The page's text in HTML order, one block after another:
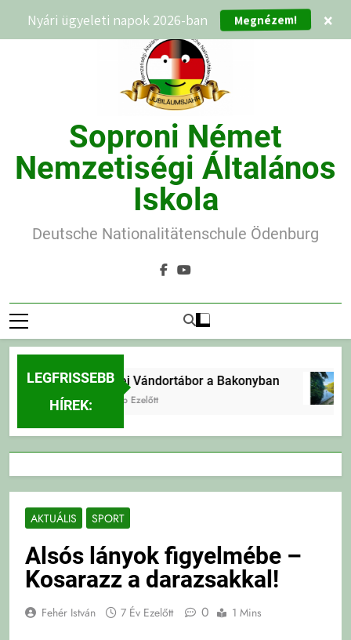
Soproni Német
Nemzetiségi Általános
Iskola
Deutsche Nationalitätenschule Ödenburg
LEGFRISSEBB
HÍREK:
Erdei Vándortábor a Bakonyban
4 Nap Ezelőtt
AKTUÁLIS SPORT
Alsós lányok figyelmébe –
Kosarazz a darazsakkal!
Fehér István 7 Év Ezelőtt 0 1 Mins
Nyári ügyeleti napok 2026-ban Megnézem! ×